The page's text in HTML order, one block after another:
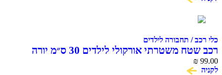
כלי רכב / תחבורה לילדים
רכב שטח משטרתי אורקולי לילדים 30 ס״מ יורה
דיסקיות
₪ 99.00
לקניה